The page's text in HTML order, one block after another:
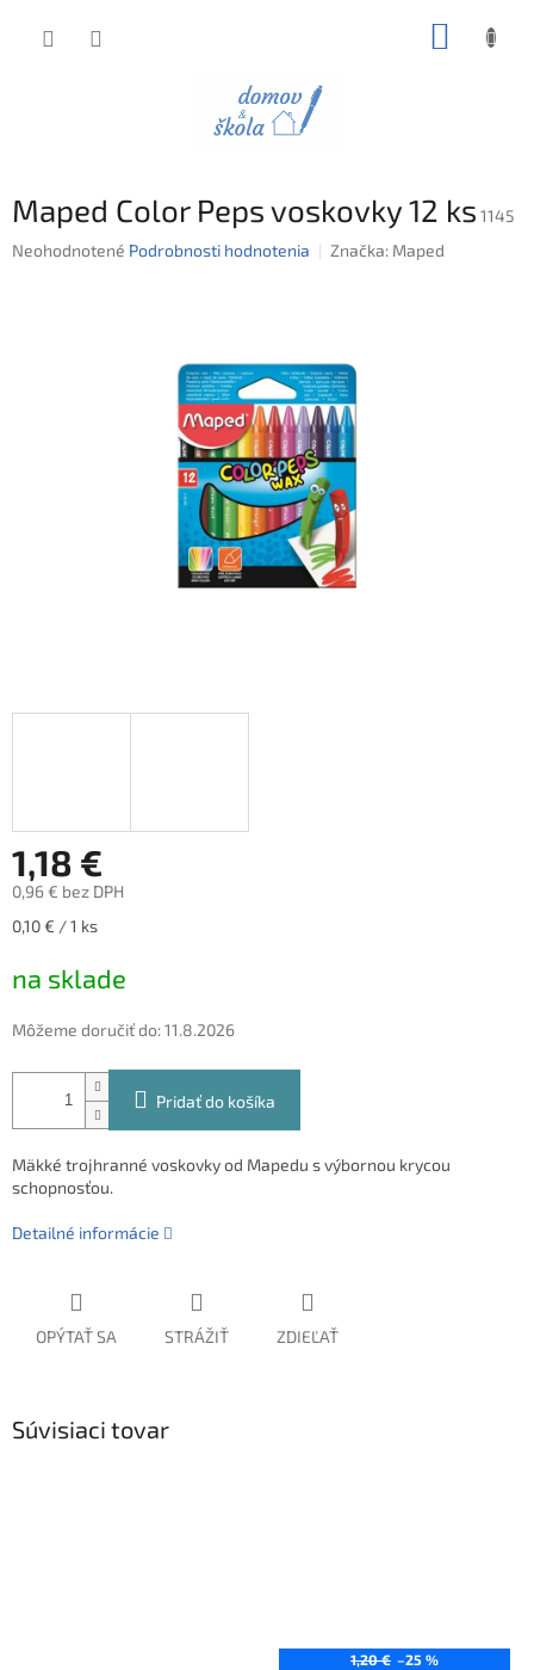
Maped Color Peps voskovky 12 ks 1145
Priemerné
Neohodnotené Podrobnosti hodnotenia Značka: Maped
1,18 €
0,96 € bez DPH
Jednotková
0,10 € / 1 ks
na sklade
Môžeme doručiť do:11.8.2026
Pridať do košíka
Mäkké trojhranné voskovky od Mapedu s výbornou krycou
schopnosťou.
Detailné informácie
OPÝTAŤ SA STRÁŽIŤ ZDIEĽAŤ
Súvisiaci tovar
1,20 € –25 %